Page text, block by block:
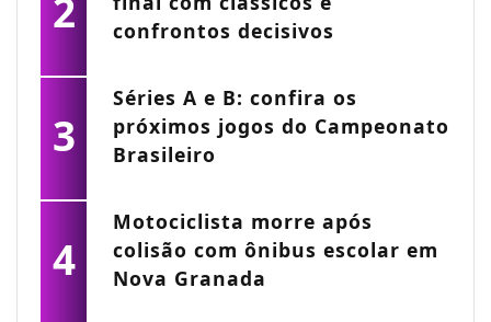
2
confrontos decisivos
3
Séries A e B: confira os
próximos jogos do Campeonato
Brasileiro
4
Motociclista morre após
colisão com ônibus escolar em
Nova Granada